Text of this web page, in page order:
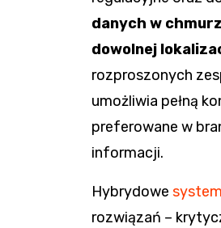
danych w
dowolnej
rozproszonych
umożliwia pełną
preferowane w
informacji.
Hybrydowe
rozwiązań –